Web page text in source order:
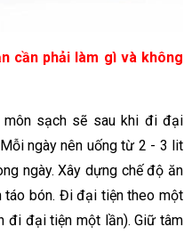
cần phải làm gì và không
môn sạch sẽ sau khi đi đại
ngày nên uống từ 2 - 3 lit
ngày. Xây dựng chế độ ăn
táo bón. Đi đại tiện theo một
đi đại tiện một lần). Giữ tâm